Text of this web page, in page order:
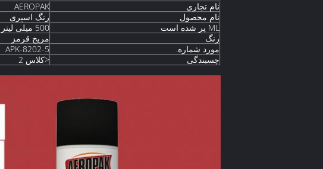
نام تجاری
AEROPAK
نام محصول
رنگ اسپری
ML پر شده است
500 میلی لیتر
رنگ
مریخ قرمز
مورد شماره.
APK-8202-5
چسبندگی
<کلاس 2